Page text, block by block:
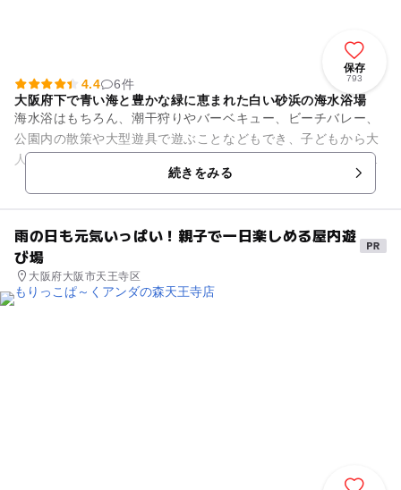
保存
793
4.4
6件
大阪府下で青い海と豊かな緑に恵まれた白い砂浜の海水浴場
海水浴はもちろん、潮干狩りやバーベキュー、ビーチバレー、
公園内の散策や大型遊具で遊ぶことなどもでき、子どもから大
人まで楽しむことができる人気の高い海水浴場で、近年ではシ
ーズン中に６万人ほどの海水...続きをみる
雨の日も元気いっぱい！親子で一日楽しめる屋内遊
び場
大阪府大阪市天王寺区